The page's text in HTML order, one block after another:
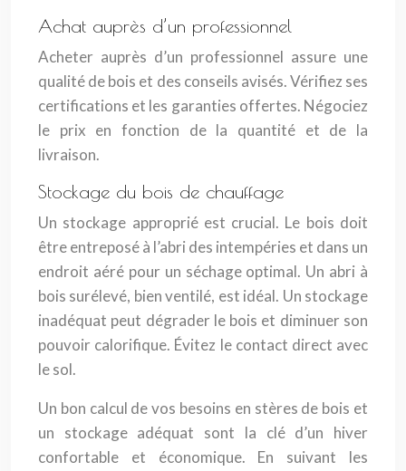
Achat auprès d’un professionnel
Acheter auprès d’un professionnel assure une
qualité de bois et des conseils avisés. Vérifiez ses
certifications et les garanties offertes. Négociez
le prix en fonction de la quantité et de la
livraison.
Stockage du bois de chauffage
Un stockage approprié est crucial. Le bois doit
être entreposé à l’abri des intempéries et dans un
endroit aéré pour un séchage optimal. Un abri à
bois surélevé, bien ventilé, est idéal. Un stockage
inadéquat peut dégrader le bois et diminuer son
pouvoir calorifique. Évitez le contact direct avec
le sol.
Un bon calcul de vos besoins en stères de bois et
un stockage adéquat sont la clé d’un hiver
confortable et économique. En suivant les